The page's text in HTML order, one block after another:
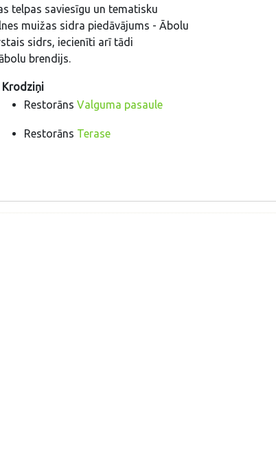
telpas saviesīgu un tematisku
muižas sidra piedāvājums - Ābolu
sidrs, iecienīti arī tādi
brendijs.
Krodziņi
Restorāns Valguma pasaule
Restorāns Terase